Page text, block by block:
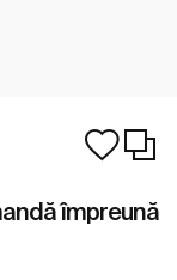
împreună